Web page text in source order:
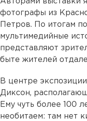
фотографы из
Петров. По итогам
мультимедийные
представляют
быте жителей
В центре
Диксон,
Ему чуть более 100
необитаем: там нет